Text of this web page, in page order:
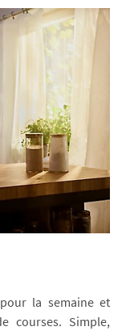
la semaine et
courses. Simple,